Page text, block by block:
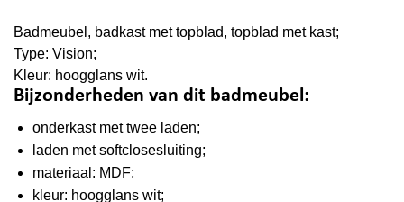
Badmeubel, badkast met topblad, topblad met kast;
Type: Vision;
Kleur: hoogglans wit.
Bijzonderheden van dit badmeubel:
onderkast met twee laden;
laden met softclosesluiting;
materiaal: MDF;
kleur: hoogglans wit;